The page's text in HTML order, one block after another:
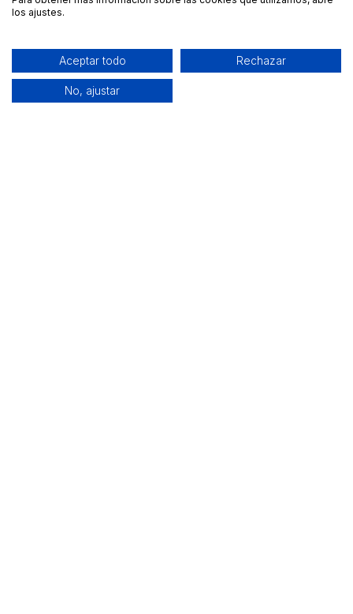
los ajustes.
Aceptar todo Rechazar
No, ajustar